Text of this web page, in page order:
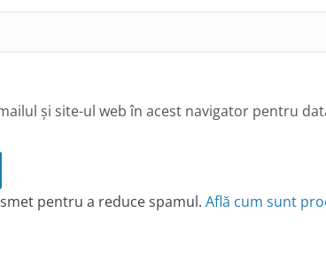
și site-ul web în acest navigator pentru
pentru a reduce spamul. Află cum sunt